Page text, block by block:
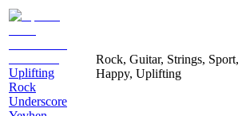
Uplifting
Rock
Underscore
Rock, Guitar, Strings, Sport,
Happy, Uplifting